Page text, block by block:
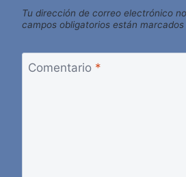
Tu dirección de correo electrónico
campos obligatorios están marcados
Comentario *